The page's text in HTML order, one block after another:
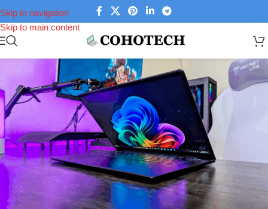
Skip to navigation
Skip to main content